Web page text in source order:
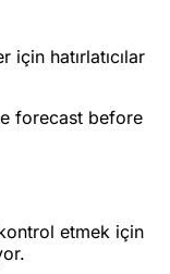
için hatırlatıcılar
forecast before
etmek için